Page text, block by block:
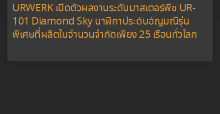
URWERK เปิดตัวผลงานระดับมาสเตอร์พีซ UR-
101 Diamond Sky นาฬิกาประดับอัญมณีรุ่น
พิเศษที่ผลิตในจำนวนจำกัดเพียง 25 เรือนทั่วโลก